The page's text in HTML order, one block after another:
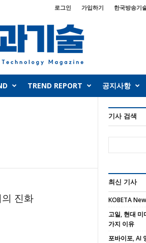
로그인 가입하기 한국방송기
TREND REPORT 공지사항
진화
기사 검색
최신 기사
KOBETA
고일, 현대 미
가지 이유
포바이포, AI